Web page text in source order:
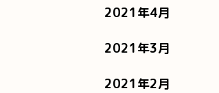
2021年4月
2021年3月
2021年2月